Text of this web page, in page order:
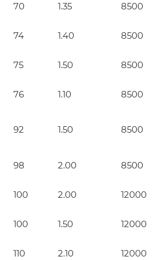
70 1.35 8500
74 1.40 8500
75 1.50 8500
76 1.10 8500
92 1.50 8500
98 2.00 8500
100 2.00 12000
100 1.50 12000
110 2.10 12000